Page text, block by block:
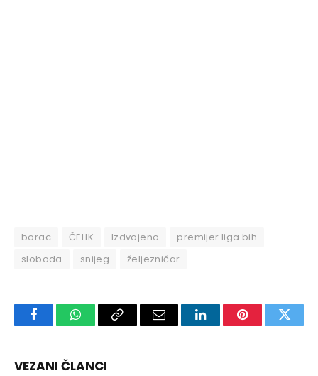
borac ČELIK Izdvojeno
premijer liga bih
sloboda
snijeg željezničar
FacebookWhatsAppCopy
Email LinkedInPinterest
VEZANI ČLANCI